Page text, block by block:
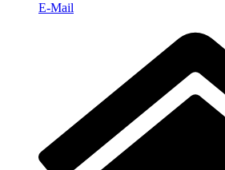
E-Mail